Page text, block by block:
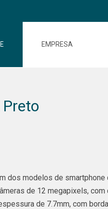
EMPRESA
dos modelos de
de 12 megapixels,
de 7.7mm, com